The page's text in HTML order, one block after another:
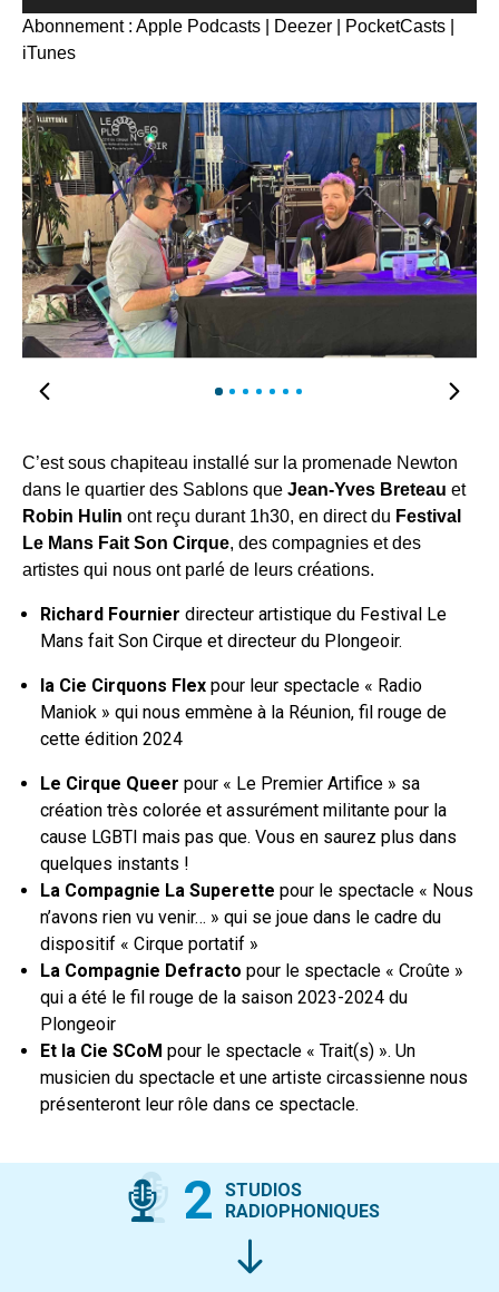
Abonnement : Apple Podcasts Deezer PocketCasts
iTunes
C’est sous chapiteau installé sur la promenade Newton
dans le quartier des Sablons que Jean-Yves Breteau et
Robin Hulin ont reçu durant 1h30, en direct du Festival
Le Mans Fait Son Cirque, des compagnies et des
artistes qui nous ont parlé de leurs créations.
Richard Fournier directeur artistique du Festival Le
Mans fait Son Cirque et directeur du Plongeoir.
la Cie Cirquons Flex pour leur spectacle « Radio
Maniok » qui nous emmène à la Réunion, fil rouge de
cette édition 2024
Le Cirque Queer pour « Le Premier Artifice » sa
création très colorée et assurément militante pour la
cause LGBTI mais pas que. Vous en saurez plus dans
quelques instants !
La Compagnie La Superette pour le spectacle « Nous
n’avons rien vu venir… » qui se joue dans le cadre du
dispositif « Cirque portatif »
La Compagnie Defracto pour le spectacle « Croûte »
qui a été le fil rouge de la saison 2023-2024 du
Plongeoir
Et la Cie SCoM pour le spectacle « Trait(s) ». Un
musicien du spectacle et une artiste circassienne nous
présenteront leur rôle dans ce spectacle.
2
STUDIOS
RADIOPHONIQUES